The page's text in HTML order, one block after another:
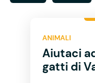
ANIMALI
Aiutaci
gatti di